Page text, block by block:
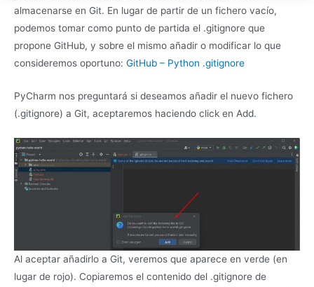
almacenarse en Git. En lugar de partir de un fichero vacío,
podemos tomar como punto de partida el .gitignore que
propone GitHub, y sobre el mismo añadir o modificar lo que
consideremos oportuno: GitHub – Python .gitignore
PyCharm nos preguntará si deseamos añadir el nuevo fichero
(.gitignore) a Git, aceptaremos haciendo click en Add.
Al aceptar añadirlo a Git, veremos que aparece en verde (en
lugar de rojo). Copiaremos el contenido del .gitignore de